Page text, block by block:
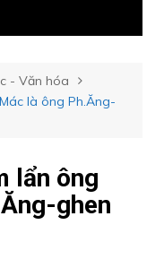
- Văn hóa
là ông Ph.Ăng-
lẩn ông
ghen